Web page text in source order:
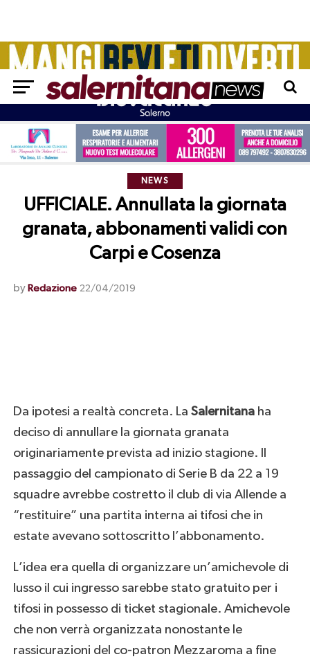
NEWS
UFFICIALE. Annullata la giornata
granata, abbonamenti validi con
Carpi e Cosenza
by Redazione 22/04/2019
Da ipotesi a realtà concreta. La Salernitana ha
deciso di annullare la giornata granata
originariamente prevista ad inizio stagione. Il
passaggio del campionato di Serie B da 22 a 19
squadre avrebbe costretto il club di via Allende a
“restituire” una partita interna ai tifosi che in
estate avevano sottoscritto l’abbonamento.
L’idea era quella di organizzare un’amichevole di
lusso il cui ingresso sarebbe stato gratuito per i
tifosi in possesso di ticket stagionale. Amichevole
che non verrà organizzata nonostante le
rassicurazioni del co-patron Mezzaroma a fine